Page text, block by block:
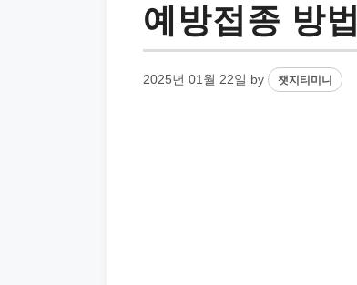
예방접종 방법
2025년 01월 22일 by 챗지티미니